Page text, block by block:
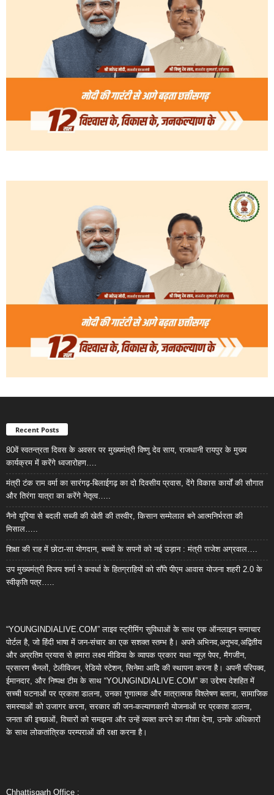
Recent Posts
80वें स्वतन्त्रता दिवस के अवसर पर मुख्यमंत्री विष्णु देव साय, राजधानी रायपुर के मुख्य
कार्यक्रम में करेंगे ध्वजारोहण….
मंत्री टंक राम वर्मा का सारंगढ़-बिलाईगढ़ का दो दिवसीय प्रवास, देंगे विकास कार्यों की सौगात
और तिरंगा यात्रा का करेंगे नेतृत्व…..
नैनो यूरिया से बदली सब्जी की खेती की तस्वीर, किसान सम्मेलाल बने आत्मनिर्भरता की
मिसाल…..
शिक्षा की राह में छोटा-सा योगदान, बच्चों के सपनों को नई उड़ान : मंत्री राजेश अग्रवाल….
उप मुख्यमंत्री विजय शर्मा ने कवर्धा के हितग्राहियों को सौंपे पीएम आवास योजना शहरी 2.0 के
स्वीकृति पत्र…..
“YOUNGINDIALIVE.COM” लाइव स्ट्रीमिंग सुविधाओं के साथ एक ऑनलाइन समाचार
पोर्टल है, जो हिंदी भाषा में जन-संचार का एक सशक्त स्तम्भ है। अपने अभिनव,अनुभव,अद्वितीय
और अप्रतिम प्रयास से हमारा लक्ष्य मीडिया के व्यापक प्रकार यथा न्यूज़ पेपर, मैगजीन,
प्रसारण चैनलों, टेलीविजन, रेडियो स्टेशन, सिनेमा आदि की स्थापना करना है। अपनी परिपक्व,
ईमानदार, और निष्पक्ष टीम के साथ “YOUNGINDIALIVE.COM” का उद्देश्य देशहित में
सच्ची घटनाओं पर प्रकाश डालना, उनका गुणात्मक और मात्रात्मक विश्लेषण बताना, सामाजिक
समस्याओं को उजागर करना, सरकार की जन-कल्याणकारी योजनाओं पर प्रकाश डालना,
जनता की इच्छाओं, विचारों को समझना और उन्हें व्यक्त करने का मौका देना, उनके अधिकारों
के साथ लोकतांत्रिक परम्पराओं की रक्षा करना है।
Chhattisgarh Office :